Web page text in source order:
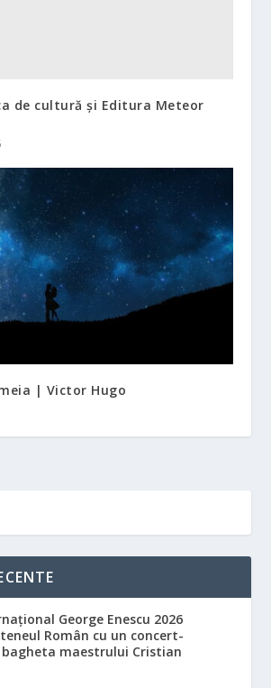
de cultură și Editura Meteor
| Victor Hugo
George Enescu 2026
Român cu un concert-
maestrului Cristian